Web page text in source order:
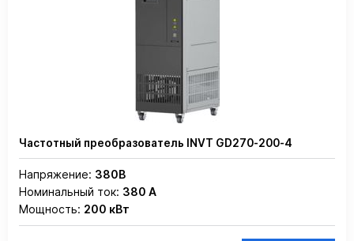
Частотный преобразователь INVT GD270-200-4
Напряжение: 380В
Номинальный ток: 380 А
Мощность: 200 кВт